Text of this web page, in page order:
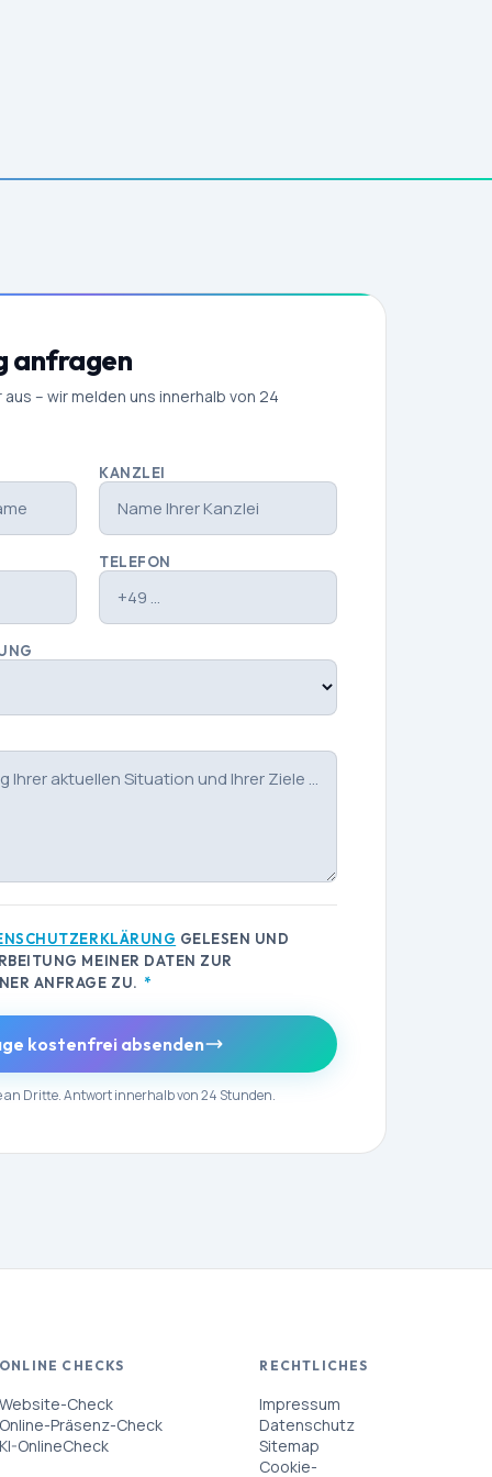
anfragen
aus – wir melden uns innerhalb von 24
KANZLEI
TELEFON
GELESEN UND
MEINER DATEN ZUR
ANFRAGE ZU. *
kostenfrei absenden
an Dritte. Antwort innerhalb von 24 Stunden.
CHECKS
Check
Präsenz-Check
OnlineCheck
RECHTLICHES
Impressum
Datenschutz
Sitemap
Cookie-